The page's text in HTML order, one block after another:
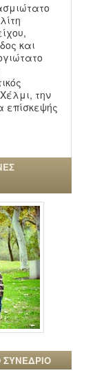
και
την
επίσκεψής
ΣΥΝΕΔΡΙΟ